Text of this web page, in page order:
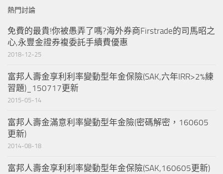
熱門討論
免費的最貴!你被愚弄了嗎?海外券商Firstrade的司馬昭之
心,永豐金證券複委託手續費優惠
2018-12-25
富邦人壽金享利利率變動型年金保險(SAK,六年IRR>2%練
習題)_150717更新
2015-05-14
富邦人壽金滿意利率變動型年金險(密碼解密，160605
更新)
2014-08-18
富邦人壽金享利利率變動型年金保險(SAK,160605更新)